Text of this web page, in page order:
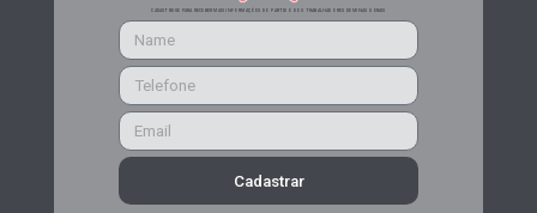
CADASTRE-SE PARA RECEBER MAIS INFORMAÇÕES DO PARTIDO DOS TRABALHADORES DE MINAS GERAIS
Cadastrar